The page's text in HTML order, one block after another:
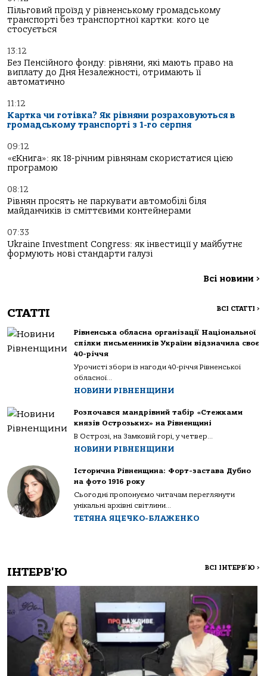
Пільговий проїзд у рівненському громадському
транспорті без транспортної картки: кого це
стосується
13:12
Без Пенсійного фонду: рівняни, які мають право на
виплату до Дня Незалежності, отримають її
автоматично
11:12
Картка чи готівка? Як рівняни розраховуються в
громадському транспорті з 1-го серпня
09:12
«єКнига»: як 18-річним рівнянам скористатися цією
програмою
08:12
Рівнян просять не паркувати автомобілі біля
майданчиків із сміттєвими контейнерами
07:33
Ukraine Investment Congress: як інвестиції у майбутнє
формують нові стандарти галузі
Всі новини >
СТАТТІ ВСІ СТАТТІ >
Рівненська обласна організації Національної
спілки письменників України відзначила своє
40-річчя
Урочисті збори із нагоди 40-річчя Рівненської
обласної...
НОВИНИ РІВНЕНЩИНИ
Розпочався мандрівний табір «Стежками
князів Острозьких» на Рівненщині
В Острозі, на Замковій горі, у четвер...
НОВИНИ РІВНЕНЩИНИ
Історична Рівненщина: Форт-застава Дубно
на фото 1916 року
Сьогодні пропонуємо читачам переглянути
унікальні архівні світлини...
ТЕТЯНА ЯЦЕЧКО-БЛАЖЕНКО
ІНТЕРВ'Ю ВСІ ІНТЕРВ'Ю >